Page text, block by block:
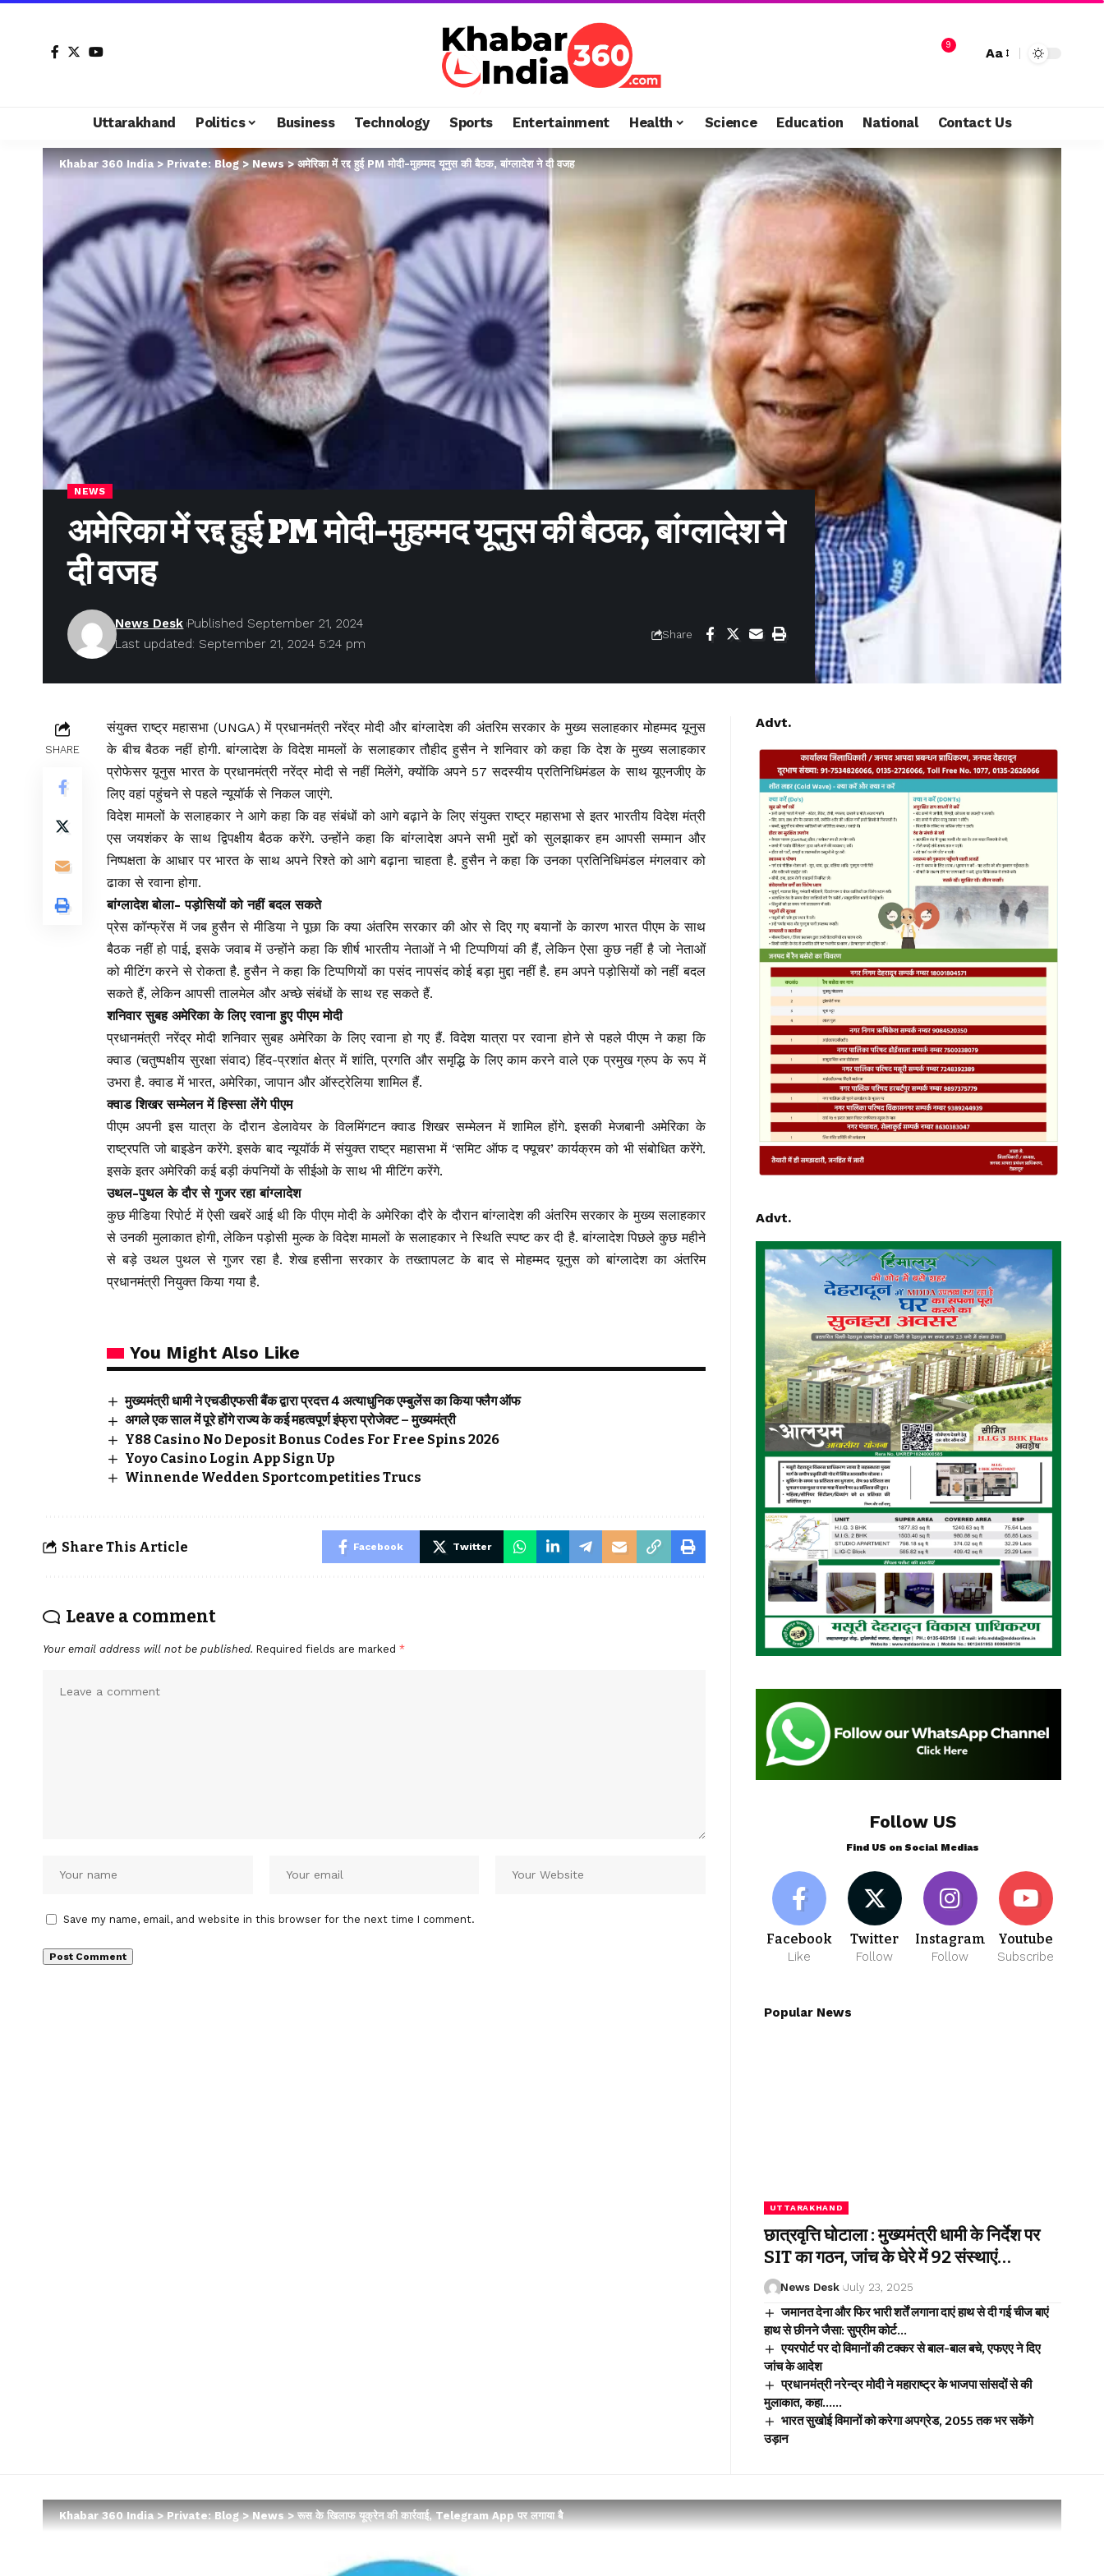
9
Aa
Uttarakhand Politics Business Technology Sports Entertainment Health Science Education National Contact Us
Khabar 360 India>Private: Blog> News >अमेरिका में रद्द हुई PM मोदी-मुहम्मद यूनुस की बैठक, बांग्लादेश ने दी वजह
NEWS
अमेरिका में रद्द हुई PM मोदी-मुहम्मद यूनुस की बैठक, बांग्लादेश ने
दी वजह
Last updated: September 21, 2024 5:24 pm
News Desk Published September 21, 2024
Share
SHARE
संयुक्त राष्ट्र महासभा (UNGA) में प्रधानमंत्री नरेंद्र मोदी और बांग्लादेश की अंतरिम सरकार के मुख्य सलाहकार मोहम्मद यूनुस
के बीच बैठक नहीं होगी. बांग्लादेश के विदेश मामलों के सलाहकार तौहीद हुसैन ने शनिवार को कहा कि देश के मुख्य सलाहकार
प्रोफेसर यूनुस भारत के प्रधानमंत्री नरेंद्र मोदी से नहीं मिलेंगे, क्योंकि अपने 57 सदस्यीय प्रतिनिधिमंडल के साथ यूएनजीए के
लिए वहां पहुंचने से पहले न्यूयॉर्क से निकल जाएंगे.
विदेश मामलों के सलाहकार ने आगे कहा कि वह संबंधों को आगे बढ़ाने के लिए संयुक्त राष्ट्र महासभा से इतर भारतीय विदेश मंत्री
एस जयशंकर के साथ द्विपक्षीय बैठक करेंगे. उन्होंने कहा कि बांग्लादेश अपने सभी मुद्दों को सुलझाकर हम आपसी सम्मान और
निष्पक्षता के आधार पर भारत के साथ अपने रिश्ते को आगे बढ़ाना चाहता है. हुसैन ने कहा कि उनका प्रतिनिधिमंडल मंगलवार को
ढाका से रवाना होगा.
बांग्लादेश बोला- पड़ोसियों को नहीं बदल सकते
प्रेस कॉन्फ्रेंस में जब हुसैन से मीडिया ने पूछा कि क्या अंतरिम सरकार की ओर से दिए गए बयानों के कारण भारत पीएम के साथ
बैठक नहीं हो पाई, इसके जवाब में उन्होंने कहा कि शीर्ष भारतीय नेताओं ने भी टिप्पणियां की हैं, लेकिन ऐसा कुछ नहीं है जो नेताओं
को मीटिंग करने से रोकता है. हुसैन ने कहा कि टिप्पणियों का पसंद नापसंद कोई बड़ा मुद्दा नहीं है. हम अपने पड़ोसियों को नहीं बदल
सकते हैं, लेकिन आपसी तालमेल और अच्छे संबंधों के साथ रह सकते हैं.
शनिवार सुबह अमेरिका के लिए रवाना हुए पीएम मोदी
प्रधानमंत्री नरेंद्र मोदी शनिवार सुबह अमेरिका के लिए रवाना हो गए हैं. विदेश यात्रा पर रवाना होने से पहले पीएम ने कहा कि
क्वाड (चतुष्पक्षीय सुरक्षा संवाद) हिंद-प्रशांत क्षेत्र में शांति, प्रगति और समृद्धि के लिए काम करने वाले एक प्रमुख ग्रुप के रूप में
उभरा है. क्वाड में भारत, अमेरिका, जापान और ऑस्ट्रेलिया शामिल हैं.
क्वाड शिखर सम्मेलन में हिस्सा लेंगे पीएम
पीएम अपनी इस यात्रा के दौरान डेलावेयर के विलमिंगटन क्वाड शिखर सम्मेलन में शामिल होंगे. इसकी मेजबानी अमेरिका के
राष्ट्रपति जो बाइडेन करेंगे. इसके बाद न्यूयॉर्क में संयुक्त राष्ट्र महासभा में ‘समिट ऑफ द फ्यूचर’ कार्यक्रम को भी संबोधित करेंगे.
इसके इतर अमेरिकी कई बड़ी कंपनियों के सीईओ के साथ भी मीटिंग करेंगे.
उथल-पुथल के दौर से गुजर रहा बांग्लादेश
कुछ मीडिया रिपोर्ट में ऐसी खबरें आई थी कि पीएम मोदी के अमेरिका दौरे के दौरान बांग्लादेश की अंतरिम सरकार के मुख्य सलाहकार
से उनकी मुलाकात होगी, लेकिन पड़ोसी मुल्क के विदेश मामलों के सलाहकार ने स्थिति स्पष्ट कर दी है. बांग्लादेश पिछले कुछ महीने
से बड़े उथल पुथल से गुजर रहा है. शेख हसीना सरकार के तख्तापलट के बाद से मोहम्मद यूनुस को बांग्लादेश का अंतरिम
प्रधानमंत्री नियुक्त किया गया है.
You Might Also Like
मुख्यमंत्री धामी ने एचडीएफसी बैंक द्वारा प्रदत्त 4 अत्याधुनिक एम्बुलेंस का किया फ्लैग ऑफ
अगले एक साल में पूरे होंगे राज्य के कई महत्वपूर्ण इंफ्रा प्रोजेक्ट – मुख्यमंत्री
Y88 Casino No Deposit Bonus Codes For Free Spins 2026
Yoyo Casino Login App Sign Up
Winnende Wedden Sportcompetities Trucs
Share This Article Facebook Twitter
Leave a comment
Your email address will not be published. Required fields are marked *
Save my name, email, and website in this browser for the next time I comment.
Advt.
Advt.
Follow US
Find US on Social Medias
Facebook
Like
Twitter
Follow
Instagram
Follow
Youtube
Subscribe
Popular News
UTTARAKHAND
छात्रवृत्ति घोटाला : मुख्यमंत्री धामी के निर्देश पर
SIT का गठन, जांच के घेरे में 92 संस्थाएं…
News Desk July 23, 2025
जमानत देना और फिर भारी शर्तें लगाना दाएं हाथ से दी गई चीज बाएं
हाथ से छीनने जैसा: सुप्रीम कोर्ट…
एयरपोर्ट पर दो विमानों की टक्कर से बाल-बाल बचे, एफएए ने दिए
जांच के आदेश
प्रधानमंत्री नरेन्द्र मोदी ने महाराष्ट्र के भाजपा सांसदों से की
मुलाकात, कहा……
भारत सुखोई विमानों को करेगा अपग्रेड, 2055 तक भर सकेंगे
उड़ान
Khabar 360 India>Private: Blog>News>रूस के खिलाफ यूक्रेन की कार्रवाई, Telegram App पर लगाया बै